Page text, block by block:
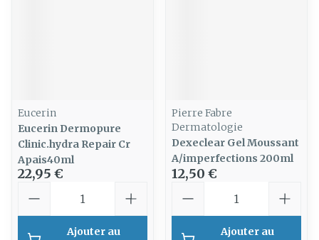
Eucerin
Eucerin Dermopure
Clinic.hydra Repair Cr
Apais40ml
22,95 €
Ajouter au
Pierre Fabre
Dermatologie
Dexeclear Gel Moussant
A/imperfections 200ml
12,50 €
Ajouter au